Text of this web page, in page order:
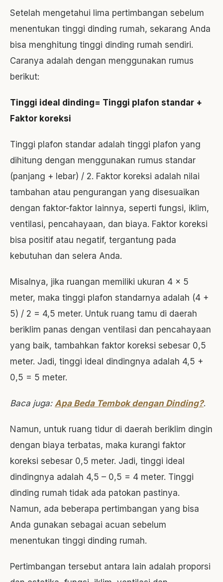
Setelah mengetahui lima pertimbangan sebelum
menentukan tinggi dinding rumah, sekarang Anda
bisa menghitung tinggi dinding rumah sendiri.
Caranya adalah dengan menggunakan rumus
berikut:
Tinggi ideal dinding= Tinggi plafon standar +
Faktor koreksi
Tinggi plafon standar adalah tinggi plafon yang
dihitung dengan menggunakan rumus standar
(panjang + lebar) / 2. Faktor koreksi adalah nilai
tambahan atau pengurangan yang disesuaikan
dengan faktor-faktor lainnya, seperti fungsi, iklim,
ventilasi, pencahayaan, dan biaya. Faktor koreksi
bisa positif atau negatif, tergantung pada
kebutuhan dan selera Anda.
Misalnya, jika ruangan memiliki ukuran 4 x 5
meter, maka tinggi plafon standarnya adalah (4 +
5) / 2 = 4,5 meter. Untuk ruang tamu di daerah
beriklim panas dengan ventilasi dan pencahayaan
yang baik, tambahkan faktor koreksi sebesar 0,5
meter. Jadi, tinggi ideal dindingnya adalah 4,5 +
0,5 = 5 meter.
Baca juga: Apa Beda Tembok dengan Dinding?.
Namun, untuk ruang tidur di daerah beriklim dingin
dengan biaya terbatas, maka kurangi faktor
koreksi sebesar 0,5 meter. Jadi, tinggi ideal
dindingnya adalah 4,5 – 0,5 = 4 meter. Tinggi
dinding rumah tidak ada patokan pastinya.
Namun, ada beberapa pertimbangan yang bisa
Anda gunakan sebagai acuan sebelum
menentukan tinggi dinding rumah.
Pertimbangan tersebut antara lain adalah proporsi